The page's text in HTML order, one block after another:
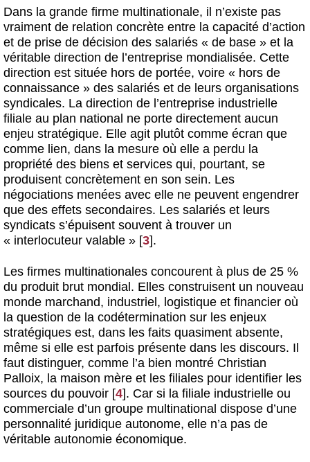
Dans la grande firme multinationale, il n’existe pas
vraiment de relation concrète entre la capacité d’action
et de prise de décision des salariés « de base » et la
véritable direction de l’entreprise mondialisée. Cette
direction est située hors de portée, voire « hors de
connaissance » des salariés et de leurs organisations
syndicales. La direction de l’entreprise industrielle
filiale au plan national ne porte directement aucun
enjeu stratégique. Elle agit plutôt comme écran que
comme lien, dans la mesure où elle a perdu la
propriété des biens et services qui, pourtant, se
produisent concrètement en son sein. Les
négociations menées avec elle ne peuvent engendrer
que des effets secondaires. Les salariés et leurs
syndicats s’épuisent souvent à trouver un
« interlocuteur valable » [3].
Les firmes multinationales concourent à plus de 25 %
du produit brut mondial. Elles construisent un nouveau
monde marchand, industriel, logistique et financier où
la question de la codétermination sur les enjeux
stratégiques est, dans les faits quasiment absente,
même si elle est parfois présente dans les discours. Il
faut distinguer, comme l’a bien montré Christian
Palloix, la maison mère et les filiales pour identifier les
sources du pouvoir [4]. Car si la filiale industrielle ou
commerciale d’un groupe multinational dispose d’une
personnalité juridique autonome, elle n’a pas de
véritable autonomie économique.